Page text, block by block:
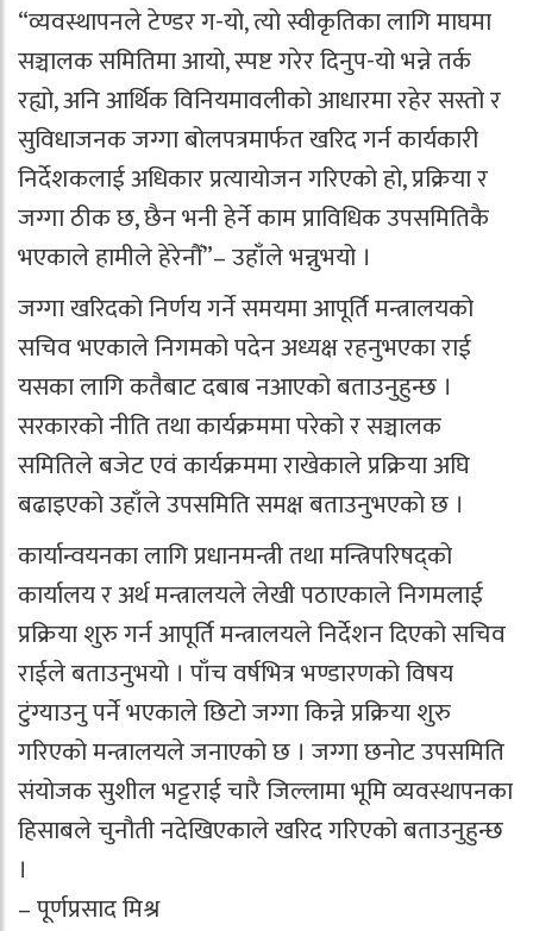
“व्यवस्थापनले टेण्डर ग-यो, त्यो स्वीकृतिका लागि माघमा
सञ्चालक समितिमा आयो, स्पष्ट गरेर दिनुप-यो भन्ने तर्क
रह्यो, अनि आर्थिक विनियमावलीको आधारमा रहेर सस्तो र
सुविधाजनक जग्गा बोलपत्रमार्फत खरिद गर्न कार्यकारी
निर्देशकलाई अधिकार प्रत्यायोजन गरिएको हो, प्रक्रिया र
जग्गा ठीक छ, छैन भनी हेर्ने काम प्राविधिक उपसमितिकै
भएकाले हामीले हेरेनौँ”– उहाँले भन्नुभयो ।
जग्गा खरिदको निर्णय गर्ने समयमा आपूर्ति मन्त्रालयको
सचिव भएकाले निगमको पदेन अध्यक्ष रहनुभएका राई
यसका लागि कतैबाट दबाब नआएको बताउनुहुन्छ ।
सरकारको नीति तथा कार्यक्रममा परेको र सञ्चालक
समितिले बजेट एवं कार्यक्रममा राखेकाले प्रक्रिया अघि
बढाइएको उहाँले उपसमिति समक्ष बताउनुभएको छ ।
कार्यान्वयनका लागि प्रधानमन्त्री तथा मन्त्रिपरिषद्को
कार्यालय र अर्थ मन्त्रालयले लेखी पठाएकाले निगमलाई
प्रक्रिया शुरु गर्न आपूर्ति मन्त्रालयले निर्देशन दिएको सचिव
राईले बताउनुभयो । पाँच वर्षभित्र भण्डारणको विषय
टुंग्याउनु पर्ने भएकाले छिटो जग्गा किन्ने प्रक्रिया शुरु
गरिएको मन्त्रालयले जनाएको छ । जग्गा छनोट उपसमिति
संयोजक सुशील भट्टराई चारै जिल्लामा भूमि व्यवस्थापनका
हिसाबले चुनौती नदेखिएकाले खरिद गरिएको बताउनुहुन्छ
।
– पूर्णप्रसाद मिश्र